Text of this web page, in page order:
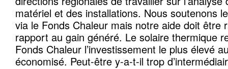
matériel et des installations. Nous soutenons
via le Fonds Chaleur mais notre aide doit être
rapport au gain généré. Le solaire thermique
Fonds Chaleur l’investissement le plus élevé
économisé. Peut-être y-a-t-il trop